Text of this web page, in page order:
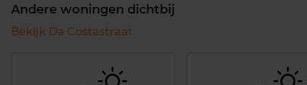
Andere woningen dichtbij
Bekijk Da Costastraat